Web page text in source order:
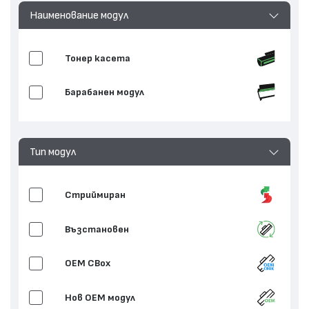
Наименование модул
Тонер касета
Барабанен модул
Тип модул
Стриймиран
Възстановен
OEM CBox
Нов ОЕМ модул